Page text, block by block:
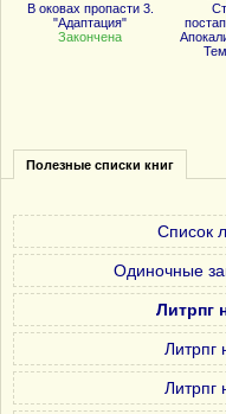
В оковах пропасти 3.
"Адаптация"
Закончена
Полезные списки книг
Список
Одиночные
Литрпг
Литрпг
Литрпг